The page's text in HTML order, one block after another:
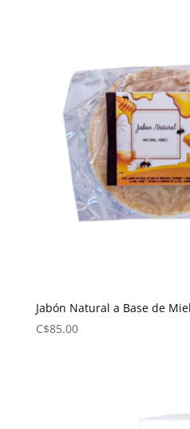
Jabón Natural a Base de
C$85.00